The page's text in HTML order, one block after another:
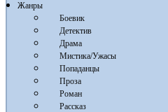
Жанры
Боевик
Детектив
Драма
Мистика/Ужасы
Попаданцы
Проза
Роман
Рассказ